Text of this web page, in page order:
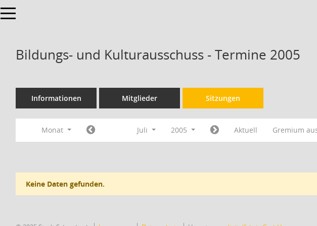
Toggle navigation
Bildungs- und Kulturausschuss - Termine 2005
Informationen Mitglieder Sitzungen
Monat Juli 2005 Aktuell Gremium
Keine Daten gefunden.